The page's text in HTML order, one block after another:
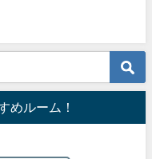
めルーム！